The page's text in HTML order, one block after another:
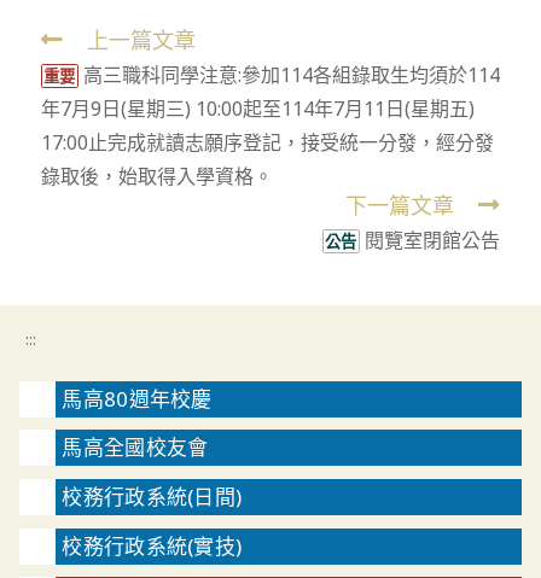
Read
more
articles
上一篇文章
重要 高三職科同學注意:參加114各組錄取生均須於114
年7月9日(星期三) 10:00起至114年7月11日(星期五)
17:00止完成就讀志願序登記，接受統一分發，經分發
錄取後，始取得入學資格。
下一篇文章
公告 閱覽室閉館公告
:::
馬高80週年校慶
馬高全國校友會
校務行政系統(日間)
校務行政系統(實技)